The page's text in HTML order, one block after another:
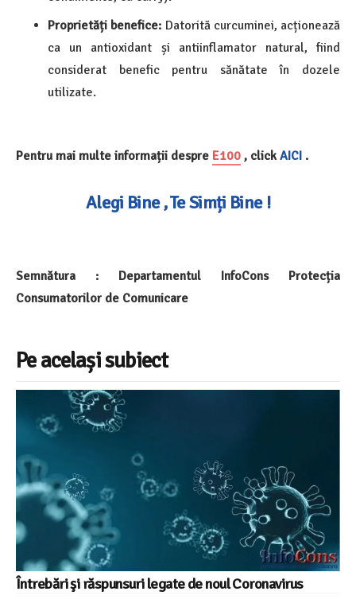
Proprietăți benefice: Datorită curcuminei, acționează
ca un antioxidant și
antiinflamator natural, fiind
considerat benefic pentru sănătate în dozele
utilizate.
Pentru mai multe informații despre E100 , clickAICI .
Alegi Bine , Te Simți Bine !
Semnătura : Departamentul InfoCons Protecția
Consumatorilor de Comunicare
Pe același subiect
Întrebări şi răspunsuri legate de noul Coronavirus